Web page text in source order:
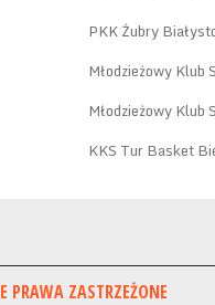
PKK Żubry
Młodzieżowy
Młodzieżowy
KKS Tur Basket
ZASTRZEŻONE